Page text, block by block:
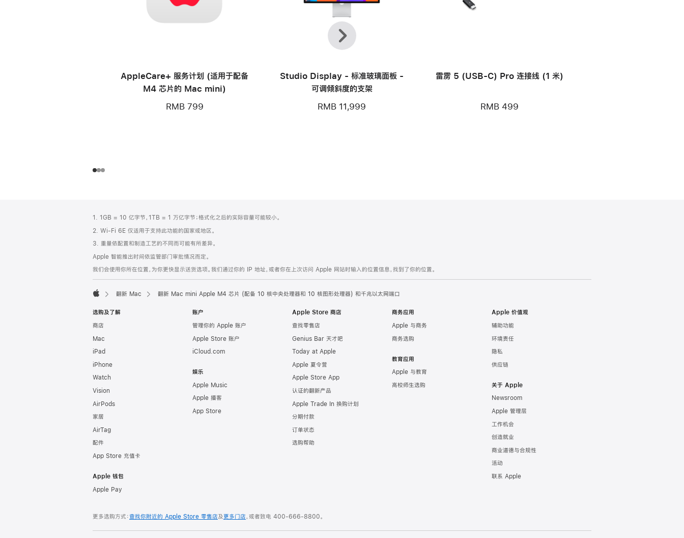
AppleCare+ 服务计划 (适用于配备
M4 芯片的 Mac mini)
RMB 799
Studio Display - 标准玻璃面板 -
可调倾斜度的支架
RMB 11,999
雷雳 5 (USB-C) Pro 连接线 (1 米)
RMB 499
上
一
个
下
一
个
页
脚
注
1. 1GB = 10 亿字节，1TB = 1 万亿字节；格式化之后的实际容量可能较小。
2. Wi-Fi 6E 仅适用于支持此功能的国家或地区。
3. 重量依配置和制造工艺的不同而可能有所差异。
Apple 智能推出时间依监管部门审批情况而定。
我们会使用你所在位置，为你更快显示送货选项。我们通过你的 IP 地址，或者你在上次访问 Apple 网站时输入的位置信息，找到了你的位置。
翻新 Mac 翻新 Mac mini Apple M4 芯片 (配备 10 核中央处理器和 10 核图形处理器) 和千兆以太网端口
选购及了解
商店
Mac
iPad
iPhone
Watch
Vision
AirPods
家居
AirTag
配件
App Store 充值卡
Apple 钱包
Apple Pay
账户
管理你的 Apple 账户
Apple Store 账户
iCloud.com
娱乐
Apple Music
Apple 播客
App Store
Apple Store 商店
查找零售店
Genius Bar 天才吧
Today at Apple
Apple 夏令营
Apple Store App
认证的翻新产品
Apple Trade In 换购计划
分期付款
订单状态
选购帮助
商务应用
Apple 与商务
商务选购
教育应用
Apple 与教育
高校师生选购
Apple 价值观
辅助功能
环境责任
隐私
供应链
关于 Apple
Newsroom
Apple 管理层
工作机会
创造就业
商业道德与合规性
活动
联系 Apple
更多选购方式：查找你附近的 Apple Store 零售店及更多门店，或者致电 400-666-8800。